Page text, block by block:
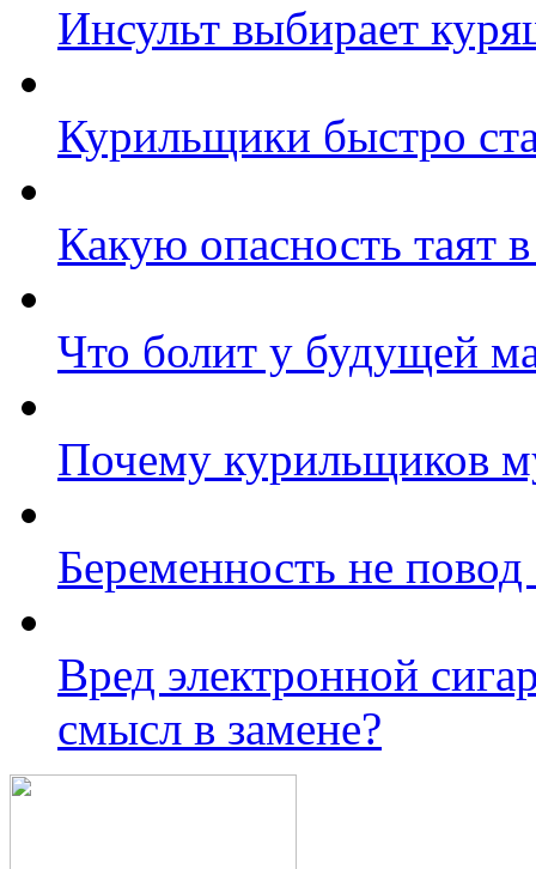
Инсульт выбирает
Курильщики быстро
Какую опасность таят
Что болит у будущей
Почему курильщиков
Беременность не повод
Вред электронной
смысл в замене?